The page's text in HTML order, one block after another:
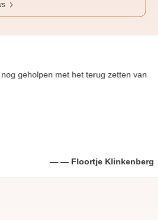
met het terug zetten van
Floortje Klinkenberg